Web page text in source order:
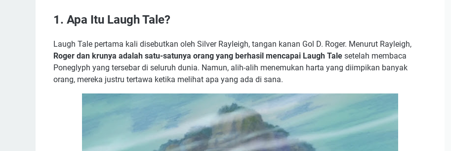
1. Apa Itu Laugh Tale?
Laugh Tale pertama kali disebutkan oleh Silver Rayleigh, tangan kanan Gol D. Roger. Menurut Rayleigh,
Roger dan krunya adalah satu-satunya orang yang berhasil mencapai Laugh Tale setelah membaca
Poneglyph yang tersebar di seluruh dunia. Namun, alih-alih menemukan harta yang diimpikan banyak
orang, mereka justru tertawa ketika melihat apa yang ada di sana.